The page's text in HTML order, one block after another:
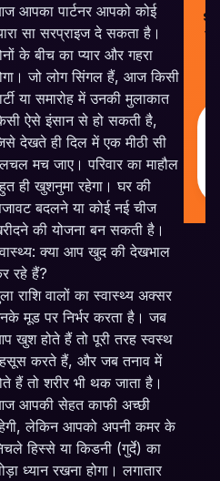
आपका पार्टनर आपको कोई
सा सरप्राइज दे सकता है।
के बीच का प्यार और गहरा
जो लोग सिंगल हैं, आज किसी
या समारोह में उनकी मुलाकात
ऐसे इंसान से हो सकती है,
देखते ही दिल में एक मीठी सी
मच जाए। परिवार का माहौल
ही खुशनुमा रहेगा। घर की
बदलने या कोई नई चीज
की योजना बन सकती है।
क्या आप खुद की देखभाल
रहे हैं?
राशि वालों का स्वास्थ्य अक्सर
मूड पर निर्भर करता है। जब
खुश होते हैं तो पूरी तरह स्वस्थ
करते हैं, और जब तनाव में
हैं तो शरीर भी थक जाता है।
आपकी सेहत काफी अच्छी
लेकिन आपको अपनी कमर के
हिस्से या किडनी (गुर्दे) का
ध्यान रखना होगा। लगातार